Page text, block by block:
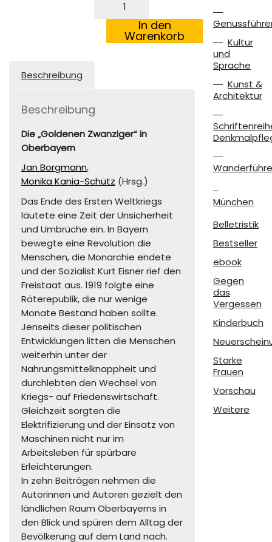
Zeit
In den
Warenkorb
Beschreibung
Beschreibung
Die „Goldenen Zwanziger“ in
Oberbayern
Jan Borgmann,
Monika Kania-Schütz (Hrsg.)
Das Ende des Ersten Weltkriegs
läutete eine Zeit der Unsicherheit
und Umbrüche ein. In Bayern
bewegte eine Revolution die
Menschen, die Monarchie endete
und der Sozialist Kurt Eisner rief den
Freistaat aus. 1919 folgte eine
Räterepublik, die nur wenige
Monate Bestand haben sollte.
Jenseits dieser politischen
Entwicklungen litten die Menschen
weiterhin unter der
Nahrungsmittelknappheit und
durchlebten den Wechsel von
Kriegs- auf Friedenswirtschaft.
Gleichzeit sorgten die
Elektrifizierung und der Einsatz von
Maschinen nicht nur im
Arbeitsleben für spürbare
Erleichterungen.
In zehn Beiträgen nehmen die
Autorinnen und Autoren gezielt den
ländlichen Raum Oberbayerns in
den Blick und spüren dem Alltag der
Bevölkerung auf dem Land nach.
Kultur
und
Sprache
Kunst &
Architektur
München
Belletristik
Bestseller
ebook
Gegen
das
Vergessen
Kinderbuch
Starke
Frauen
Vorschau
Weitere